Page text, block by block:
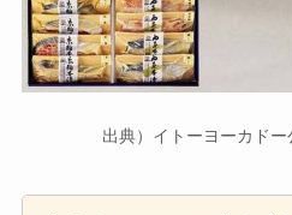
出典）イトーヨーカド